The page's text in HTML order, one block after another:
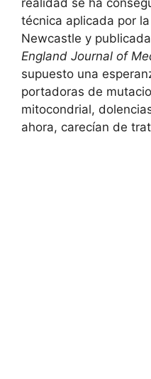
realidad se ha
técnica aplicada por
Newcastle y
England Journal of
supuesto una
portadoras de
mitocondrial,
ahora, carecían de